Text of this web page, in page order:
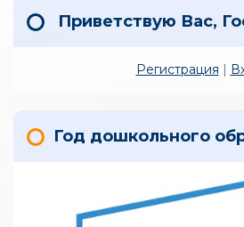
Приветствую Вас,
Регистрация |
Год дошкольного